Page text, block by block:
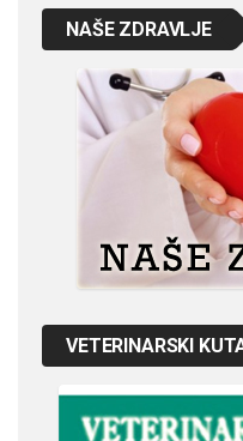
NAŠE ZDRAVLJE
VETERINARSKI